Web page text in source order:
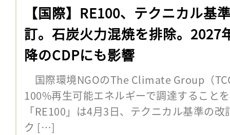
【国際】RE100、テクニカル基
訂。石炭火力混焼を排除。2027
降のCDPにも影響
国際環境NGOのThe Climate Group（
100%再生可能エネルギーで調達すること
「RE100」は4月3日、テクニカル基準の
ク […]